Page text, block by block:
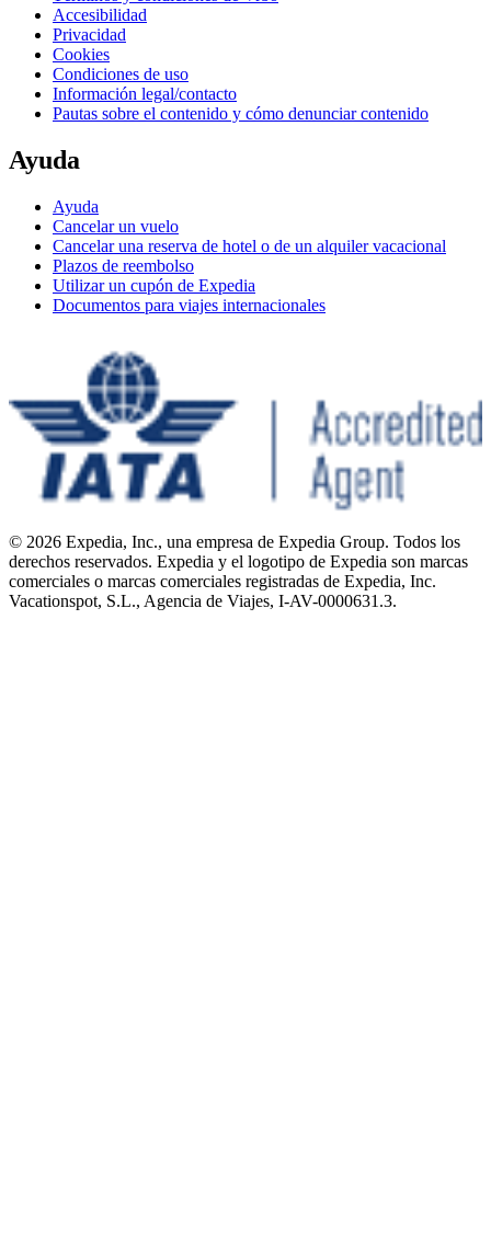
Accesibilidad
Privacidad
Cookies
Condiciones de uso
Información legal/contacto
Pautas sobre el contenido y cómo denunciar contenido
Ayuda
Ayuda
Cancelar un vuelo
Cancelar una reserva de hotel o de un alquiler vacacional
Plazos de reembolso
Utilizar un cupón de Expedia
Documentos para viajes internacionales
© 2026 Expedia, Inc., una empresa de Expedia Group. Todos los
derechos reservados. Expedia y el logotipo de Expedia son marcas
comerciales o marcas comerciales registradas de Expedia, Inc.
Vacationspot, S.L., Agencia de Viajes, I-AV-0000631.3.